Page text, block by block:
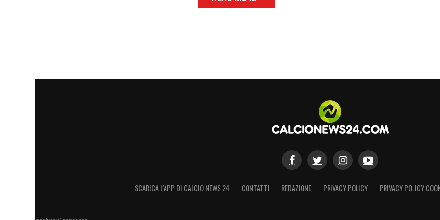
SCARICA L’APP DI CALCIO NEWS 24 CONTATTI REDAZIONE PRIVACY POLICY PRIVACY POLICY